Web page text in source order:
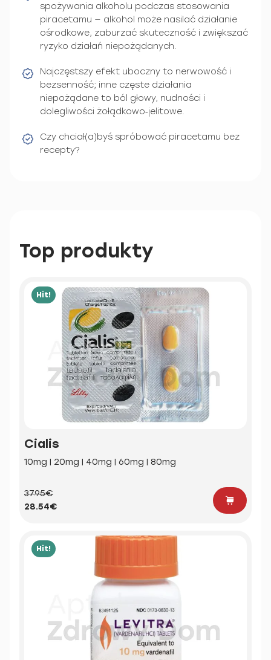
spożywania alkoholu podczas stosowania
piracetamu — alkohol może nasilać działanie
ośrodkowe, zaburzać skuteczność i zwiększać
ryzyko działań niepożądanych.
Najczęstszy efekt uboczny to nerwowość i
bezsenność; inne częste działania
niepożądane to ból głowy, nudności i
dolegliwości żołądkowo‑jelitowe.
Czy chciał(a)byś spróbować piracetamu bez
recepty?
Top produkty
Hit!
Cialis
10mg | 20mg | 40mg | 60mg | 80mg
37.95€
28.54€
Hit!